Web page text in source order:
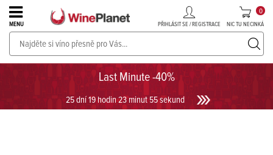
Last Minute -40%
25 dní 19 hodin 23 minut 55 sekund
MENU PŘIHLÁSIT SE / REGISTRACE NIC TU NECINKÁ
0
PROSECCO v akci až do -30%!UKÁZAT PROSECCO